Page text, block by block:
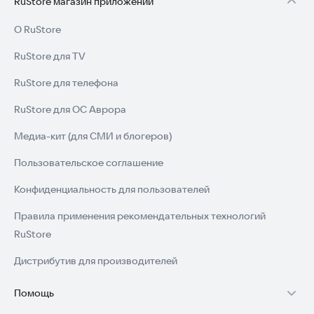
О RuStore
RuStore для TV
RuStore для телефона
RuStore для ОС Аврора
Медиа-кит (для СМИ и блогеров)
Пользовательское соглашение
Конфиденциальность для пользователей
Правила применения рекомендательных технологий
RuStore
Дистрибутив для производителей
Помощь